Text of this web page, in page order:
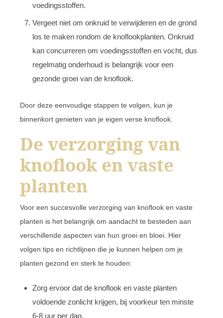
voedingsstoffen.
Vergeet niet om onkruid te verwijderen en de grond
los te maken rondom de knoflookplanten. Onkruid
kan concurreren om voedingsstoffen en vocht, dus
regelmatig onderhoud is belangrijk voor een
gezonde groei van de knoflook.
Door deze eenvoudige stappen te volgen, kun je
binnenkort genieten van je eigen verse knoflook.
De verzorging van
knoflook en vaste
planten
Voor een succesvolle verzorging van knoflook en vaste
planten is het belangrijk om aandacht te besteden aan
verschillende aspecten van hun groei en bloei. Hier
volgen tips en richtlijnen die je kunnen helpen om je
planten gezond en sterk te houden:
Zorg ervoor dat de knoflook en vaste planten
voldoende zonlicht krijgen, bij voorkeur ten minste
6-8 uur per dag.